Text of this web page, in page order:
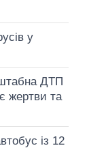
у
ДТП
жертви та
із 12